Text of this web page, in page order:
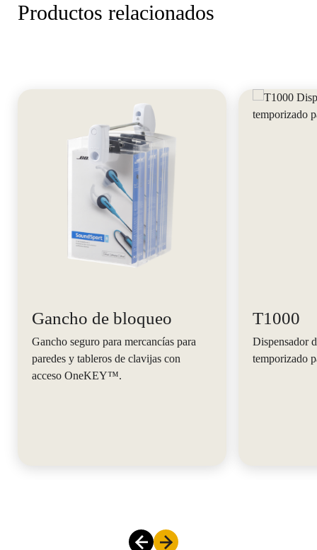
Productos relacionados
Gancho de bloqueo
Gancho seguro para mercancías para
paredes y tableros de clavijas con
acceso OneKEY™.
T1000
Dispensador
temporizado